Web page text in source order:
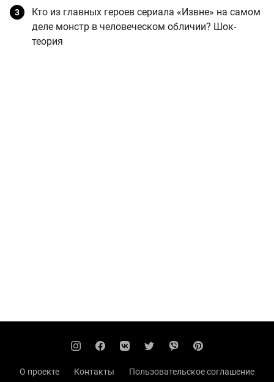
Кто из главных героев сериала «Извне» на самом
деле монстр в человеческом обличии? Шок-
теория
О проекте Контакты Пользовательское соглашение